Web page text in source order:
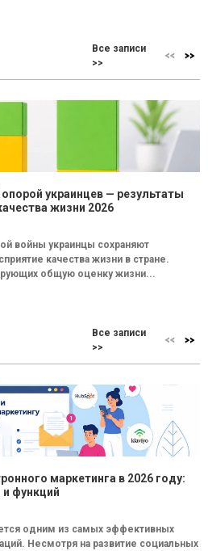
Все записи
>>
украинцев — результаты
жизни 2026
войны украинцы сохраняют
качества жизни в стране.
общую оценку жизни...
Все записи
>>
маркетинга в 2026 году:
функций
одним из самых эффективных
Несмотря на развитие социальных